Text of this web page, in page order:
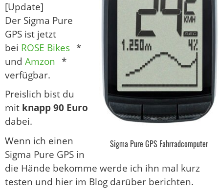
Sigma Pure GPS Fahrradcomputer
[Update]
Der Sigma Pure
GPS ist jetzt
bei ROSE Bikes *
und Amzon *
verfügbar.
Preislich bist du
mit knapp 90 Euro
dabei.
Wenn ich einen
Sigma Pure GPS in
die Hände bekomme werde ich ihn mal kurz
testen und hier im Blog darüber berichten.